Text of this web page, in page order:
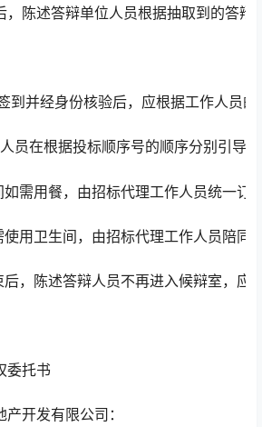
，陈述答辩单位人员根据抽取到的答辩
到并经身份核验后，应根据工作人员
员在根据投标顺序号的顺序分别引导
需用餐，由招标代理工作人员统一订
用卫生间，由招标代理工作人员陪同
，陈述答辩人员不再进入候辩室，应
委托书
开发有限公司：